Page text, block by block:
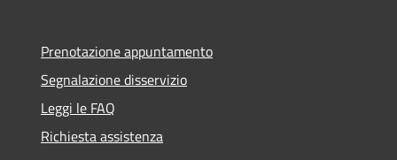
Prenotazione appuntamento
Segnalazione disservizio
Leggi le FAQ
Richiesta assistenza